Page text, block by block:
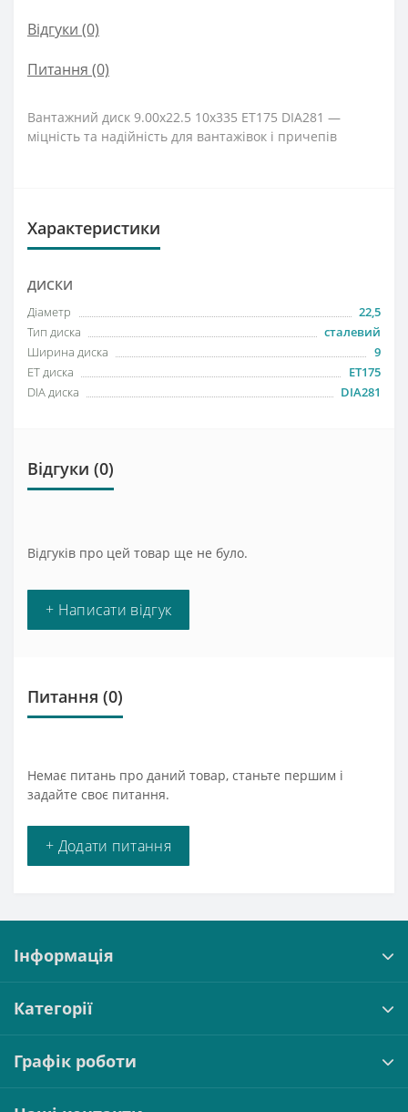
Відгуки (0)
Питання (0)
Вантажний диск 9.00x22.5 10x335 ET175 DIA281 —
міцність та надійність для вантажівок і причепів
Характеристики
ДИСКИ
Діаметр
22,5
Тип диска
сталевий
Ширина диска
9
ET диска
ET175
DIA диска
DIA281
Відгуки (0)
Відгуків про цей товар ще не було.
+ Написати відгук
Питання (0)
Немає питань про даний товар, станьте першим і
задайте своє питання.
+ Додати питання
Інформація
Категорії
Графік роботи